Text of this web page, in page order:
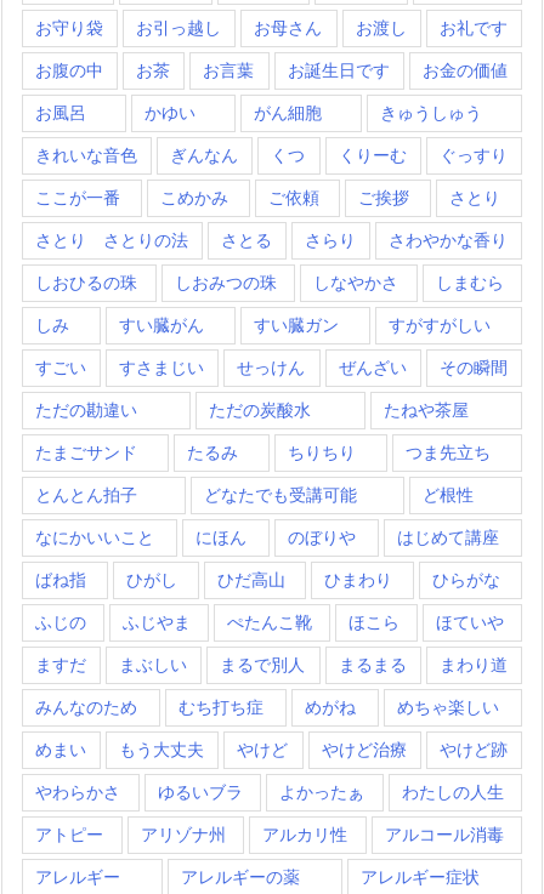
お守り袋 お引っ越し お母さん お渡し お礼です
お腹の中 お茶 お言葉 お誕生日です お金の価値
お風呂 かゆい がん細胞 きゅうしゅう
きれいな音色 ぎんなん くつ くりーむ ぐっすり
ここが一番 こめかみ ご依頼 ご挨拶 さとり
さとり さとりの法 さとる さらり さわやかな香り
しおひるの珠 しおみつの珠 しなやかさ しまむら
しみ すい臓がん すい臓ガン すがすがしい
すごい すさまじい せっけん ぜんざい その瞬間
ただの勘違い ただの炭酸水 たねや茶屋
たまごサンド たるみ ちりちり つま先立ち
とんとん拍子 どなたでも受講可能 ど根性
なにかいいこと にほん のぼりや はじめて講座
ばね指 ひがし ひだ高山 ひまわり ひらがな
ふじの ふじやま ぺたんこ靴 ほこら ほていや
ますだ まぶしい まるで別人 まるまる まわり道
みんなのため むち打ち症 めがね めちゃ楽しい
めまい もう大丈夫 やけど やけど治療 やけど跡
やわらかさ ゆるいブラ よかったぁ わたしの人生
アトピー アリゾナ州 アルカリ性 アルコール消毒
アレルギー アレルギーの薬 アレルギー症状